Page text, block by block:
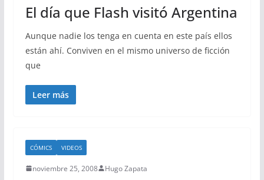
El día que Flash visitó Argentina
Aunque nadie los tenga en cuenta en este país ellos
están ahí. Conviven en el mismo universo de ficción
que
Leer más
CÓMICS VIDEOS
noviembre 25, 2008 Hugo Zapata